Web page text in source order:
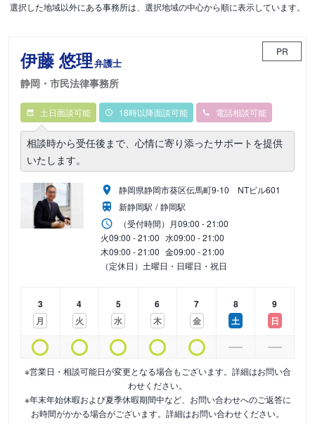
選択した地域以外にある事務所は、選択地域の中心から順に表示しています。
伊藤 悠理弁護士
静岡・市民法律事務所
PR
土日面談可能 18時以降面談可能 電話相談可能
相談時から受任後まで、心情に寄り添ったサポートを提供
いたします。
静岡県静岡市葵区伝馬町9‐10 NTビル601
新静岡駅
静岡駅
（受付時間） 月09:00 - 21:00
火09:00 - 21:00 水09:00 - 21:00
木09:00 - 21:00 金09:00 - 21:00
（定休日）土曜日・日曜日・祝日
3
月
4
火
5
水
6
木
7
金
8
土
9
日
※営業日・相談可能日が変更となる場合もございます。詳細はお問い合
わせください。
※年末年始休暇および夏季休暇期間中など、お問い合わせへのご返答に
お時間がかかる場合がございます。詳細はお問い合わせください。